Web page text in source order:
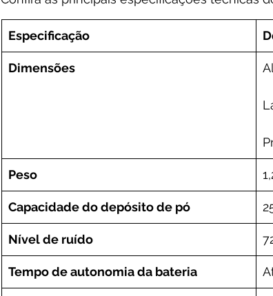
Especificação
Dimensões
Peso
Capacidade do depósito de pó
Nível de ruído
Tempo de autonomia da bateria